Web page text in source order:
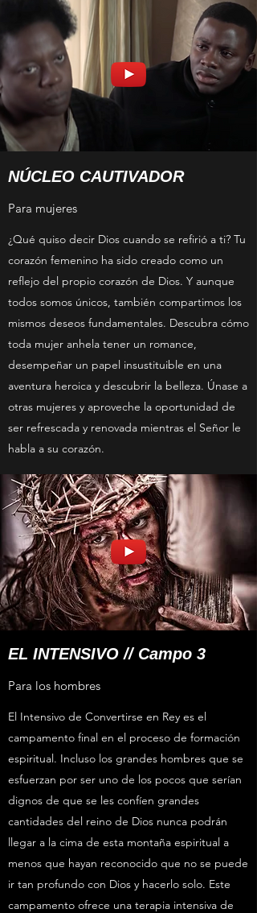
NÚCLEO CAUTIVADOR
Para mujeres
¿Qué quiso decir Dios cuando se refirió a ti? Tu
corazón femenino ha sido creado como un
reflejo del propio corazón de Dios. Y aunque
todos somos únicos, también compartimos los
mismos deseos fundamentales. Descubra cómo
toda mujer anhela tener un romance,
desempeñar un papel insustituible en una
aventura heroica y descubrir la belleza. Únase a
otras mujeres y aproveche la oportunidad de
ser refrescada y renovada mientras el Señor le
habla a su corazón.
EL INTENSIVO // Campo 3
Para los hombres
El Intensivo de Convertirse en Rey es el
campamento final en el proceso de formación
espiritual. Incluso los grandes hombres que se
esfuerzan por ser uno de los pocos que serían
dignos de que se les confíen grandes
cantidades del reino de Dios nunca podrán
llegar a la cima de esta montaña espiritual a
menos que hayan reconocido que no se puede
ir tan profundo con Dios y hacerlo solo. Este
campamento ofrece una terapia intensiva de